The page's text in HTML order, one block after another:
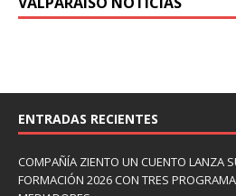
ENTRADAS RECIENTES
COMPAÑÍA ZIENTO UN CUENTO LANZA
FORMACIÓN 2026 CON TRES